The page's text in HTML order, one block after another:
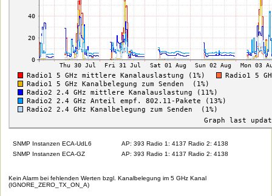
SNMP Instanzen ECA-UdL6
AP: 393 Radio 1: 4137 Radio 2: 4138
SNMP Instanzen ECA-GZ
AP: 393 Radio 1: 4137 Radio 2: 4138
Kein Alarm bei fehlenden Werten bzgl. Kanalbelegung im 5 GHz Kanal
(IGNORE_ZERO_TX_ON_A)